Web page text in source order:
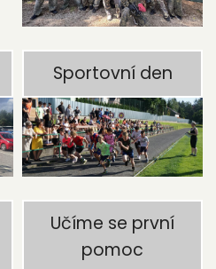
Sportovní den
Učíme se první
pomoc